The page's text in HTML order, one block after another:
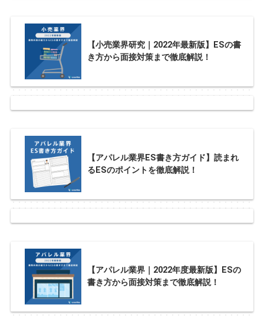
【小売業界研究｜2022年最新版】ESの書
き方から面接対策まで徹底解説！
【アパレル業界ES書き方ガイド】読まれ
るESのポイントを徹底解説！
【アパレル業界｜2022年度最新版】ESの
書き方から面接対策まで徹底解説！